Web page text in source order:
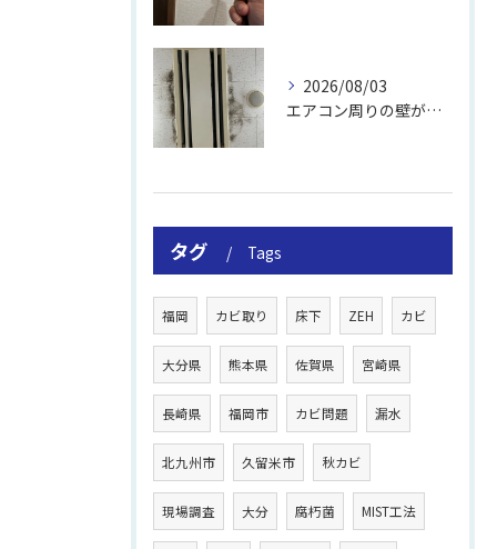
2026/08/03
エアコン周りの壁が結露しやすい理由
タグ Tags
福岡 カビ取り 床下 ZEH カビ
大分県 熊本県 佐賀県 宮崎県
長崎県 福岡市 カビ問題 漏水
北九州市 久留米市 秋カビ
現場調査 大分 腐朽菌 MIST工法